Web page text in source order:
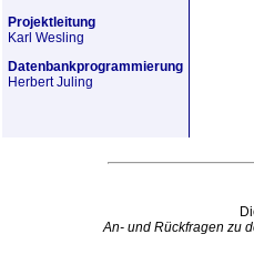
Projektleitung
Karl Wesling
Datenbankprogrammierung
Herbert Juling
An- und Rückfragen zu